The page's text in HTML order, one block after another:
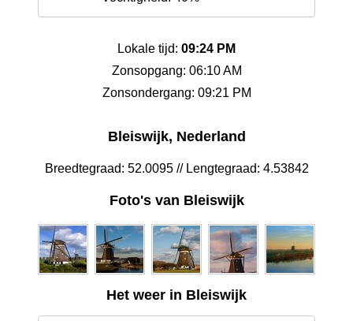
Lokale tijd: 09:24 PM
Zonsopgang: 06:10 AM
Zonsondergang: 09:21 PM
Bleiswijk, Nederland
Breedtegraad: 52.0095 // Lengtegraad: 4.53842
Foto's van Bleiswijk
Het weer in Bleiswijk